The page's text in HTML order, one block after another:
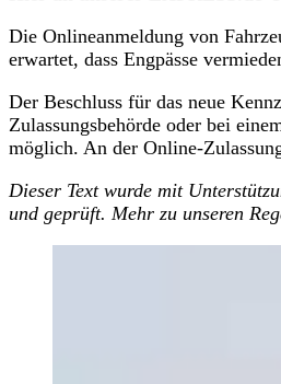
Die Onlineanmeldung von
erwartet, dass Engpässe
Der Beschluss für das neue
Zulassungsbehörde oder bei
möglich. An der Online-
Dieser Text wurde mit
und geprüft. Mehr zu unseren